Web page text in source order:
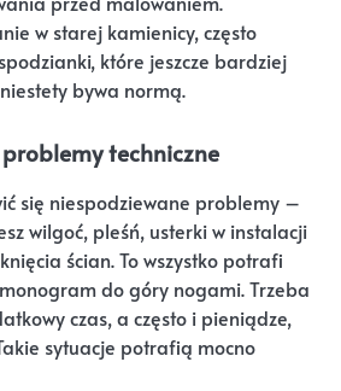
w starej kamienicy, często
które jeszcze bardziej
bywa normą.
techniczne
się niespodziewane problemy –
wilgoć, pleśń, usterki w instalacji
ścian. To wszystko potrafi
do góry nogami. Trzeba
czas, a często i pieniądze,
sytuacje potrafią mocno